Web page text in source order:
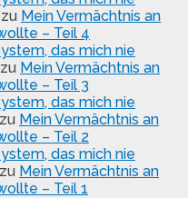
zu Mein Vermächtnis an
– Teil 4
das mich nie
zu Mein Vermächtnis an
– Teil 3
das mich nie
zu Mein Vermächtnis an
– Teil 2
das mich nie
zu Mein Vermächtnis an
– Teil 1